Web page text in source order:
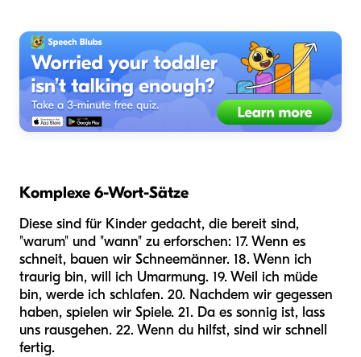
Komplexe 6-Wort-Sätze
Diese sind für Kinder gedacht, die bereit sind,
"warum" und "wann" zu erforschen: 17. Wenn es
schneit, bauen wir Schneemänner. 18. Wenn ich
traurig bin, will ich Umarmung. 19. Weil ich müde
bin, werde ich schlafen. 20. Nachdem wir gegessen
haben, spielen wir Spiele. 21. Da es sonnig ist, lass
uns rausgehen. 22. Wenn du hilfst, sind wir schnell
fertig.